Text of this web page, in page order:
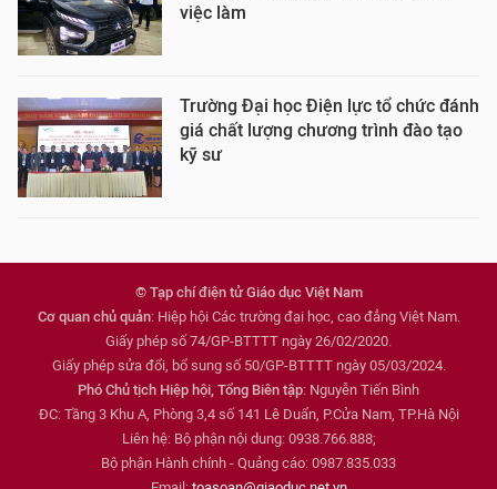
việc làm
Trường Đại học Điện lực tổ chức đánh
giá chất lượng chương trình đào tạo
kỹ sư
© Tạp chí điện tử Giáo dục Việt Nam
Cơ quan chủ quản: Hiệp hội Các trường đại học, cao đẳng Việt Nam.
Giấy phép số 74/GP-BTTTT ngày 26/02/2020.
Giấy phép sửa đổi, bổ sung số 50/GP-BTTTT ngày 05/03/2024.
Phó Chủ tịch Hiệp hội, Tổng Biên tập: Nguyễn Tiến Bình
ĐC: Tầng 3 Khu A, Phòng 3,4 số 141 Lê Duẩn, P.Cửa Nam, TP.Hà Nội
Liên hệ: Bộ phận nội dung: 0938.766.888;
Bộ phận Hành chính - Quảng cáo: 0987.835.033